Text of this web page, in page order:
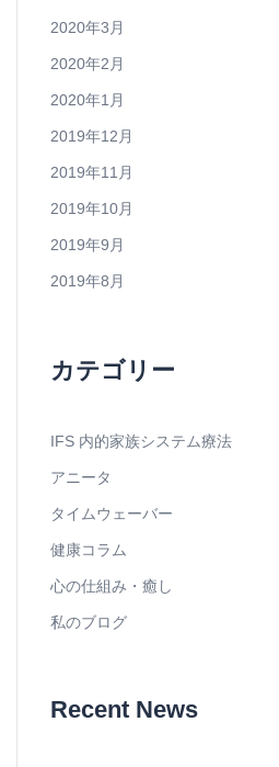
2020年3月
2020年2月
2020年1月
2019年12月
2019年11月
2019年10月
2019年9月
2019年8月
カテゴリー
IFS 内的家族システム療法
アニータ
タイムウェーバー
健康コラム
心の仕組み・癒し
私のブログ
Recent News